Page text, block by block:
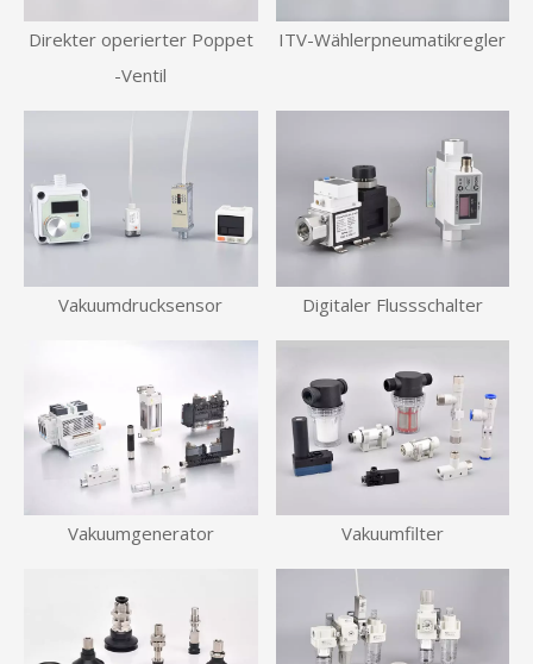
Direkter operierter Poppet
-Ventil
ITV-Wählerpneumatikregler
Vakuumdrucksensor Digitaler Flussschalter
Vakuumgenerator Vakuumfilter